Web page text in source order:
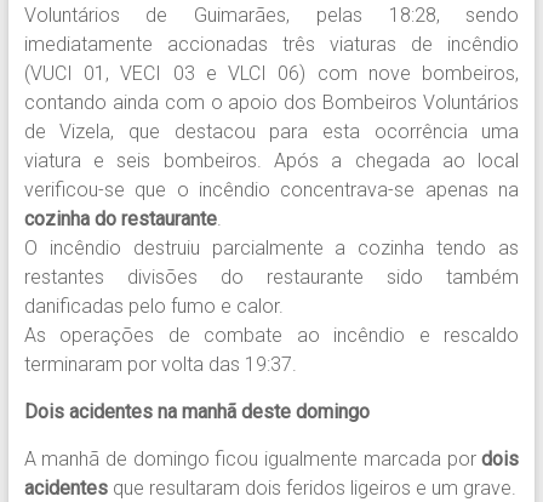
Voluntários de Guimarães, pelas 18:28, sendo
imediatamente accionadas três viaturas de incêndio
(VUCI 01, VECI 03 e VLCI 06) com nove bombeiros,
contando ainda com o apoio dos Bombeiros Voluntários
de Vizela, que destacou para esta ocorrência uma
viatura e seis bombeiros. Após a chegada ao local
verificou-se que o incêndio concentrava-se apenas na
cozinha do restaurante.
O incêndio destruiu parcialmente a cozinha tendo as
restantes divisões do restaurante sido também
danificadas pelo fumo e calor.
As operações de combate ao incêndio e rescaldo
terminaram por volta das 19:37.
Dois acidentes na manhã deste domingo
A manhã de domingo ficou igualmente marcada pordois
acidentesque resultaram dois feridos ligeiros e um grave.